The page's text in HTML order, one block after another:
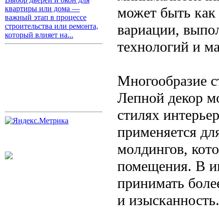
квартиры или дома —
важный этап в процессе
строительства или ремонта,
который влияет на...
может быть как
вариации,
технологий и
Многообразие
Лепной декор
стилях
применяется
молдингов,
помещения. В
принимать
и изысканность.